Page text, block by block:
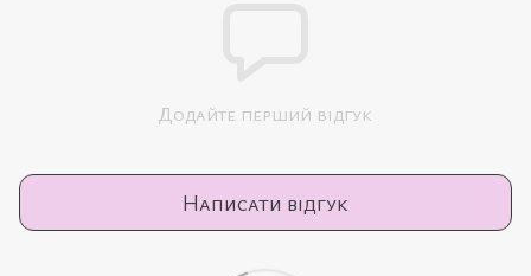
Додайте перший відгук
Написати відгук